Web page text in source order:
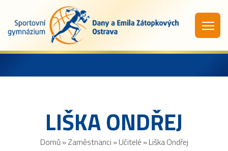
LIŠKA ONDŘEJ
Domů »Zaměstnanci »Učitelé »Liška Ondřej